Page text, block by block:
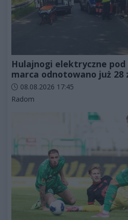
Hulajnogi elektryczne pod
marca odnotowano już 28
Data dodania artykułu:
08.08.2026 17:45
Kategorie artykułu:
Radom